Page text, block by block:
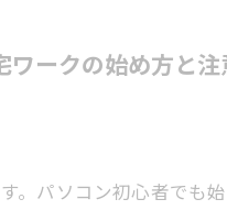
ークの始め方と注
。パソコン初心者でも